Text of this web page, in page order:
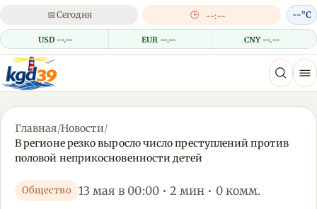
📅Сегодня 🕒 --:--
USD --.-- EUR --.-- CNY --.--
--°C
Главная/Новости/
В регионе резко выросло число преступлений против
половой неприкосновенности детей
Общество 13 мая в 00:00 • 2 мин • 0 комм.